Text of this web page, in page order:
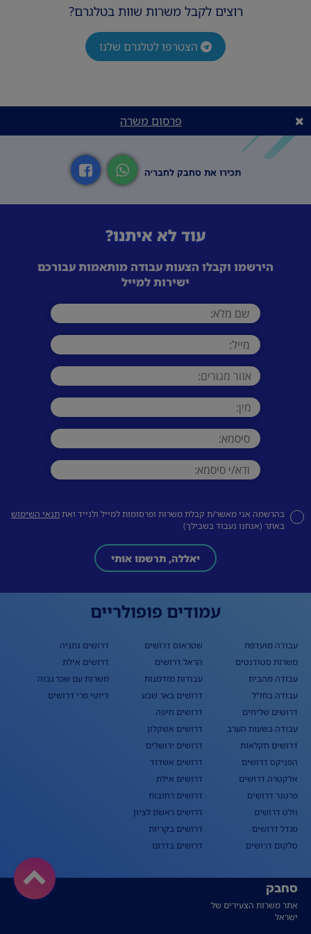
רוצים לקבל משרות שוות בטלגרם?
הצטרפו לטלגרם שלנו
פרסום משרה
תכירו את סחבק לחבר׳ה
עוד לא איתנו?
הירשמו וקבלו הצעות עבודה מותאמות עבורכם
ישירות למייל
בהרשמה אני מאשר/ת קבלת משרות ופרסומות למייל ולנייד ואתתנאי השימוש
באתר (אנחנו נעבוד בשבילך)
יאללה, תרשמו אותי
עמודים פופולריים
עבודה מועדפת
משרות סטודנטים
עבודה מהבית
עבודה בחו"ל
דרושים שליחים
עבודה בשעות הערב
דרושים חקלאות
הפניקס דרושים
אלקטרה דרושים
פרטנר דרושים
וולט דרושים
מגדל דרושים
סלקום דרושים
שטראוס דרושים
הראל דרושים
עבודות מזדמנות
דרושים באר שבע
דרושים חיפה
דרושים אשקלון
דרושים ירושלים
דרושים אשדוד
דרושים אילת
דרושים רחובות
דרושים ראשון לציון
דרושים בקריות
דרושים בדרום
דרושים נתניה
דרושים אילת
משרות עם שכר גבוה
דיוטי פרי דרושים
סחבק
אתר משרות הצעירים של
ישראל